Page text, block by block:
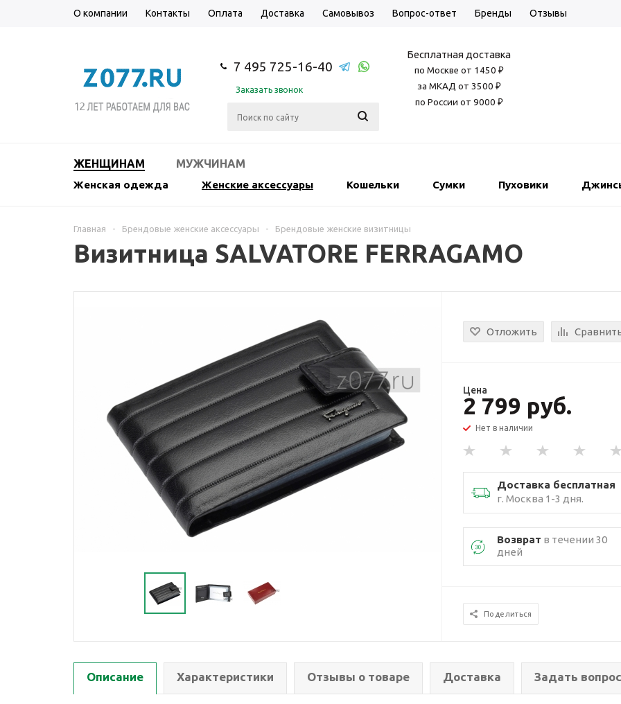
О компании Контакты Оплата Доставка Самовывоз Вопрос-ответ Бренды Отзывы
7 495 725-16-40
Заказать звонок
Бесплатная доставка
по Москве от 1450 ₽
за МКАД от 3500 ₽
по России от 9000 ₽
ЖЕНЩИНАМ МУЖЧИНАМ
Женская одежда Женские аксессуары Кошельки Сумки Пуховики
Главная - Брендовые женские аксессуары - Брендовые женские визитницы
Визитница SALVATORE FERRAGAMO
Отложить
Цена
2 799 руб.
Нет в наличии
Доставка бесплатная
г. Москва 1-3 дня.
Возврат в течении 30
дней
Поделиться
Описание Характеристики Отзывы о товаре Доставка Задать вопрос